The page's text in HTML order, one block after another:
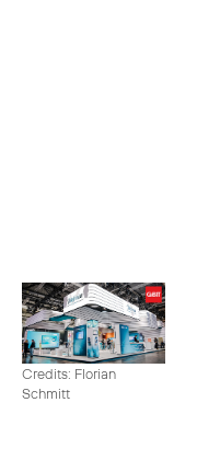
Credits: Florian
Schmitt